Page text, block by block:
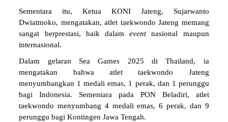
Sementara itu, Ketua KONI Jateng, Sujarwanto
Dwiatmoko, mengatakan, atlet taekwondo Jateng memang
sangat berprestasi, baik dalameventnasional maupun
internasional.
Dalam gelaran Sea Games 2025 di Thailand, ia
mengatakan bahwa atlet taekwondo Jateng
menyumbangkan 1 medali emas, 1 perak, dan 1 perunggu
bagi Indonesia. Sementara pada PON Beladiri, atlet
taekwondo menyumbang 4 medali emas, 6 perak, dan 9
perunggu bagi Kontingen Jawa Tengah.